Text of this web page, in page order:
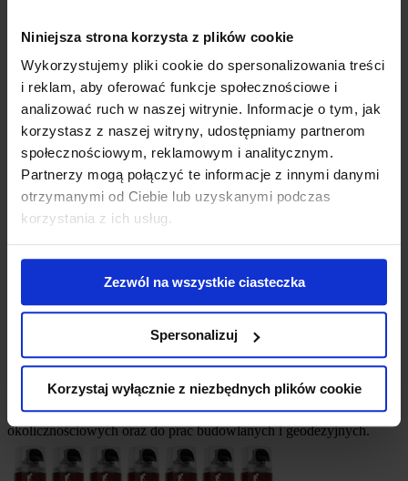
Niniejsza strona korzysta z plików cookie
Wykorzystujemy pliki cookie do spersonalizowania treści
i reklam, aby oferować funkcje społecznościowe i
analizować ruch w naszej witrynie. Informacje o tym, jak
korzystasz z naszej witryny, udostępniamy partnerom
społecznościowym, reklamowym i analitycznym.
Partnerzy mogą połączyć te informacje z innymi danymi
otrzymanymi od Ciebie lub uzyskanymi podczas
korzystania z ich usług.
Zezwól na wszystkie ciasteczka
Spersonalizuj
Korzystaj wyłącznie z niezbędnych plików cookie
FARBA DO ZNAKOWANIA –
MAMMUT PAINT®FOREST /
UNIVERSAL MARKER®
Farba do Znakowania. Ergonomiczna dysza, zabezpiecza w czasie
pracy przed ubrudzeniem dłoni i ubrania.
Farba do znakowania na bazie kredy
TRIG-A-CAP® Chalk
Znacznik na bazie kredy do tymczasowych oznaczeń. Doskonale
nadaje się podczas wydarzeń sportowych lub innych imprez
okolicznościowych oraz do prac budowlanych i geodezyjnych.